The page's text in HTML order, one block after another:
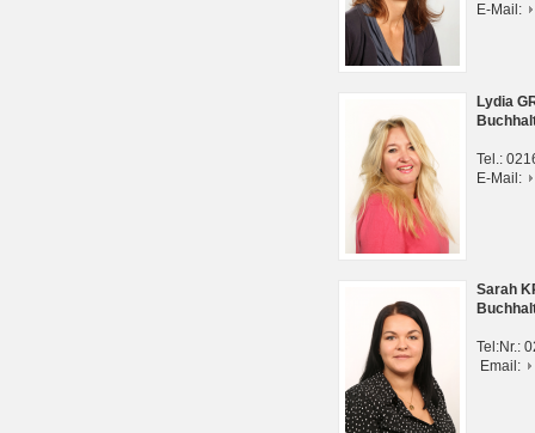
E-Mail:
Lydia
Tel.:
E-Mail:
Sarah
Tel:Nr.:
Email: